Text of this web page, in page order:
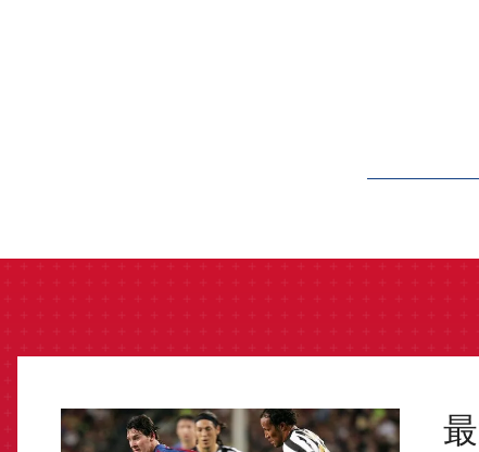
FCB Barcelona badge